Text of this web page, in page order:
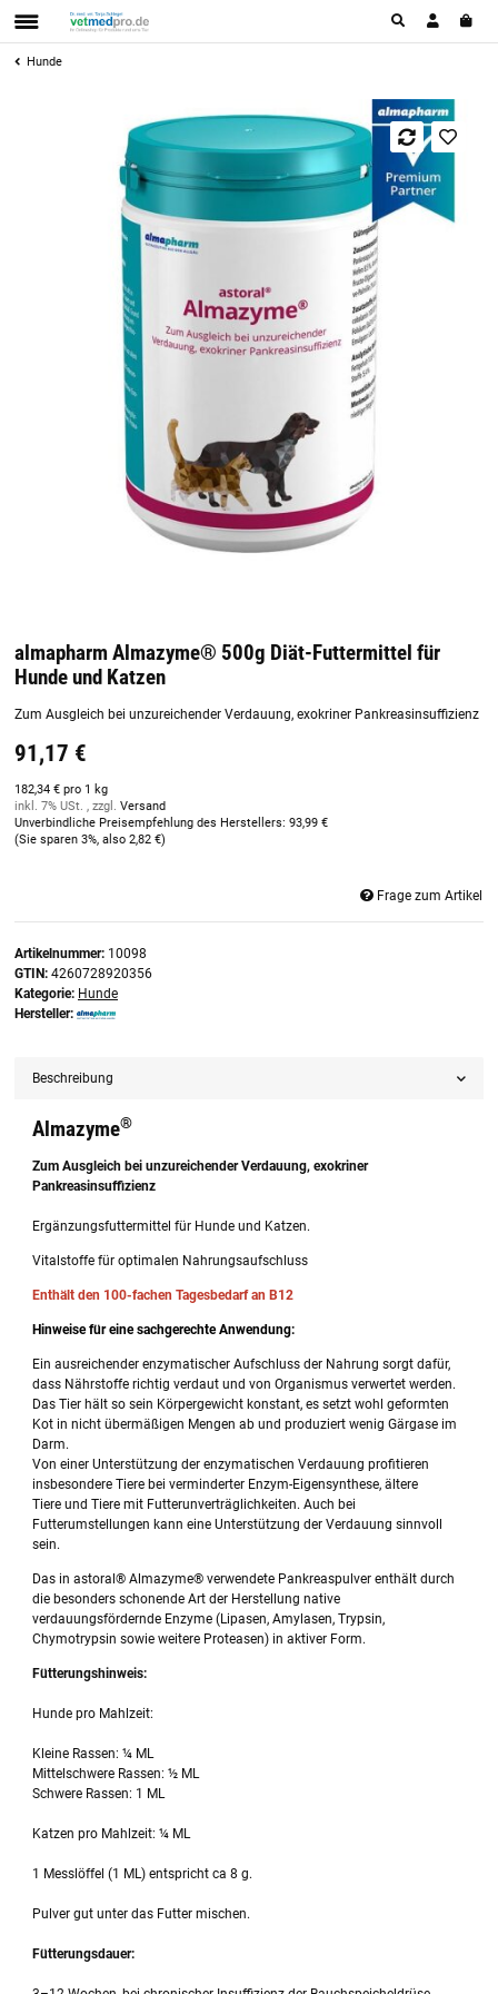
Hunde
almapharm Almazyme® 500g Diät-Futtermittel für
Hunde und Katzen
Zum Ausgleich bei unzureichender Verdauung, exokriner Pankreasinsuffizienz
91,17 €
182,34 € pro 1 kg
inkl. 7% USt. , zzgl. Versand
Unverbindliche Preisempfehlung des Herstellers: 93,99 €
(Sie sparen 3%, also 2,82 €)
Frage zum Artikel
Artikelnummer: 10098
GTIN: 4260728920356
Kategorie: Hunde
Hersteller:
Beschreibung
Almazyme®
Zum Ausgleich bei unzureichender Verdauung, exokriner
Pankreasinsuffizienz
Ergänzungsfuttermittel für Hunde und Katzen.
Vitalstoffe für optimalen Nahrungsaufschluss
Enthält den 100-fachen Tagesbedarf an B12
Hinweise für eine sachgerechte Anwendung:
Ein ausreichender enzymatischer Aufschluss der Nahrung sorgt dafür,
dass Nährstoffe richtig verdaut und von Organismus verwertet werden.
Das Tier hält so sein Körpergewicht konstant, es setzt wohl geformten
Kot in nicht übermäßigen Mengen ab und produziert wenig Gärgase im
Darm.
Von einer Unterstützung der enzymatischen Verdauung profitieren
insbesondere Tiere bei verminderter Enzym-Eigensynthese, ältere
Tiere und Tiere mit Futterunverträglichkeiten. Auch bei
Futterumstellungen kann eine Unterstützung der Verdauung sinnvoll
sein.
Das in astoral® Almazyme® verwendete Pankreaspulver enthält durch
die besonders schonende Art der Herstellung native
verdauungsfördernde Enzyme (Lipasen, Amylasen, Trypsin,
Chymotrypsin sowie weitere Proteasen) in aktiver Form.
Fütterungshinweis:
Hunde pro Mahlzeit:
Kleine Rassen: ¼ ML
Mittelschwere Rassen: ½ ML
Schwere Rassen: 1 ML
Katzen pro Mahlzeit: ¼ ML
1 Messlöffel (1 ML) entspricht ca 8 g.
Pulver gut unter das Futter mischen.
Fütterungsdauer: